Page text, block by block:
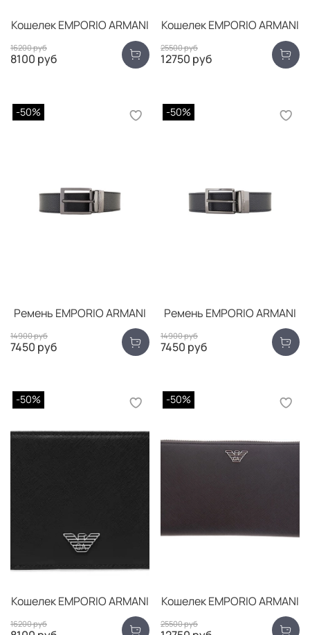
Кошелек EMPORIO ARMANI
16200 руб
8100 руб
Кошелек EMPORIO ARMANI
25500 руб
12750 руб
-50%
Ремень EMPORIO ARMANI
14900 руб
7450 руб
-50%
Ремень EMPORIO ARMANI
14900 руб
7450 руб
-50%
Кошелек EMPORIO ARMANI
16200 руб
-50%
Кошелек EMPORIO ARMANI
25500 руб